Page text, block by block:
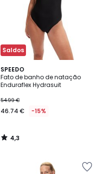
Saldos
SPEEDO
Fato de banho de natação
Enduraflex Hydrasuit
54.99 €
46.74 € -15%
4,3
/ 5
4,3
/